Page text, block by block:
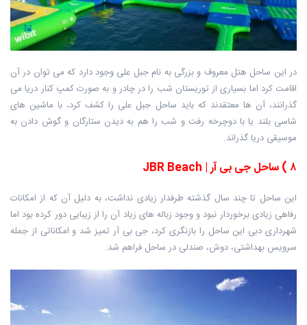
در این ساحل هتل معروف و بزرگی به نام جبل علی وجود دارد که می توان در آن
اقامت کرد اما بسیاری از توریستان شب را در چادر و به صورت کمپ کنار دریا می
گذرانند، آن ها معتقدند که باید ساحل جبل علی را کشف کرد، با ماشین های
شاسی بلند یا با دوچرخه رفت و شب را هم به دیدن ستارگان و گوش دادن به
موسیقی دریا گذراند.
۸ )ساحل جی بی آر| JBR Beach
این ساحل تا چند سال گذشته طرفدار زیادی نداشت، به دلیل آن که از امکانات
رفاهی زیادی برخوردار نبود و وجود زباله های زیاد آن را از زیبایی دور کرده بود اما
شهرداری دبی این ساحل را بازنگری کرد، جی بی آر تمیز شد و امکاناتی از جمله
سرویس بهداشتی، دوش، صندلی در ساحل فراهم شد.